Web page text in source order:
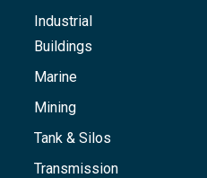
Industrial
Buildings
Marine
Mining
Tank & Silos
Transmission